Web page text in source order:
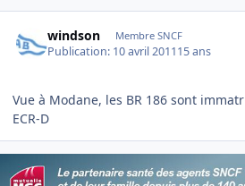
windson Membre SNCF
Publication: 10 avril 201115 ans
Vue à Modane, les BR 186 sont
ECR-D